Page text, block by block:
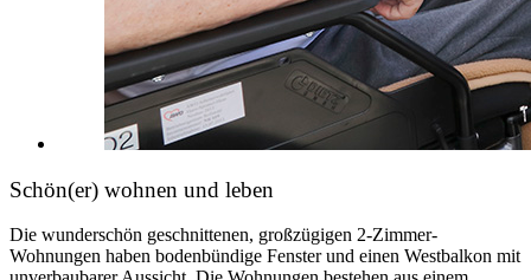
Schön(er) wohnen und leben
Die wunderschön geschnittenen, großzügigen 2-Zimmer-
Wohnungen haben bodenbündige Fenster und einen Westbalkon mit